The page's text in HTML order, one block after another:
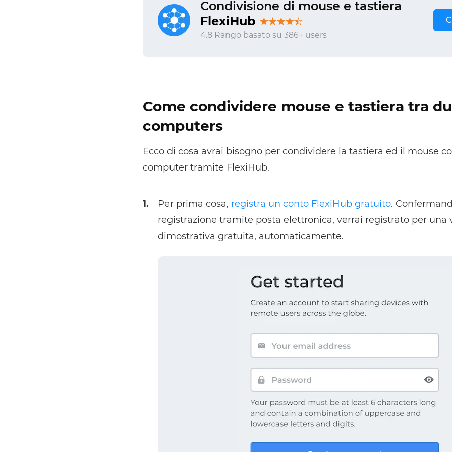
Condivisione di mouse e tastiera
FlexiHub
4.8 Rango basato su 386+ users
Come condividere mouse e tastiera tra
computers
Ecco di cosa avrai bisogno per condividere la tastiera ed il mouse
computer tramite FlexiHub.
1. Per prima cosa, registra un conto FlexiHub gratuito.
registrazione tramite posta elettronica, verrai registrato per una
dimostrativa gratuita, automaticamente.